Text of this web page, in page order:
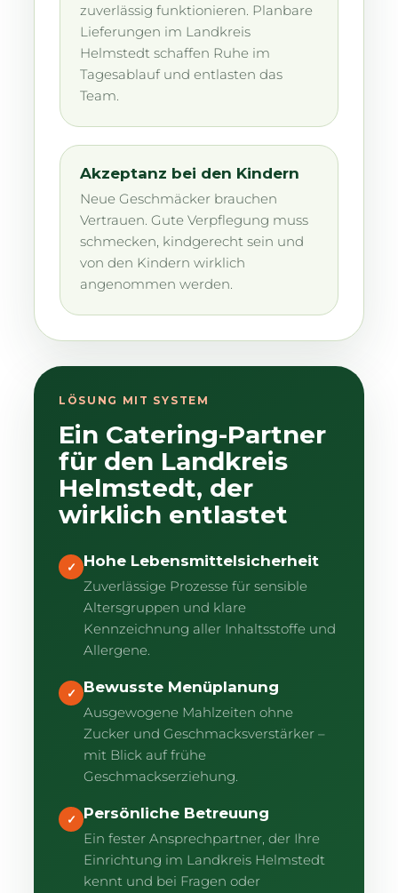
zuverlässig funktionieren. Planbare
Lieferungen im Landkreis
Helmstedt schaffen Ruhe im
Tagesablauf und entlasten das
Team.
Akzeptanz bei den Kindern
Neue Geschmäcker brauchen
Vertrauen. Gute Verpflegung muss
schmecken, kindgerecht sein und
von den Kindern wirklich
angenommen werden.
LÖSUNG MIT SYSTEM
Ein Catering-Partner
für den Landkreis
Helmstedt, der
wirklich entlastet
✓ Hohe Lebensmittelsicherheit
Zuverlässige Prozesse für sensible
Altersgruppen und klare
Kennzeichnung aller Inhaltsstoffe und
Allergene.
✓ Bewusste Menüplanung
Ausgewogene Mahlzeiten ohne
Zucker und Geschmacksverstärker –
mit Blick auf frühe
Geschmackserziehung.
✓ Persönliche Betreuung
Ein fester Ansprechpartner, der Ihre
Einrichtung im Landkreis Helmstedt
kennt und bei Fragen oder